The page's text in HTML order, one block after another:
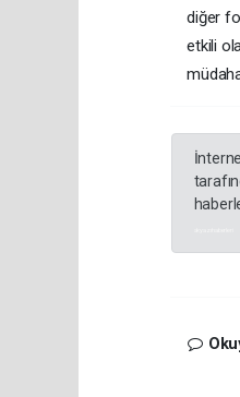
diğer
etkili